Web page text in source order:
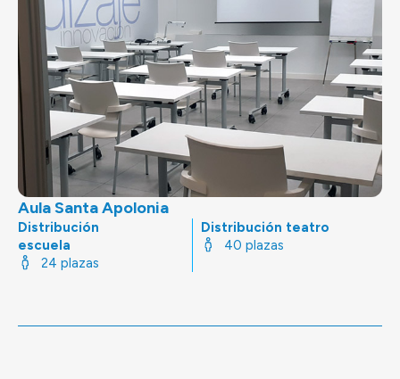
Aula Santa Apolonia
Distribución
escuela
24 plazas
Distribución teatro
40 plazas